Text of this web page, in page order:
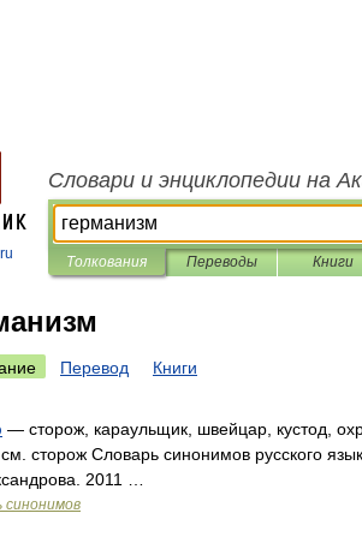
Словари и энциклопедии на
Толкования Переводы Книги
Перевод Книги
— сторож, караульщик, швейцар, кустод,
см. сторож Словарь синонимов русского
2011 …
синонимов